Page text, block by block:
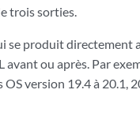
trois sorties.
se produit directement
ou après. Par
version 19.4 à 20.1,